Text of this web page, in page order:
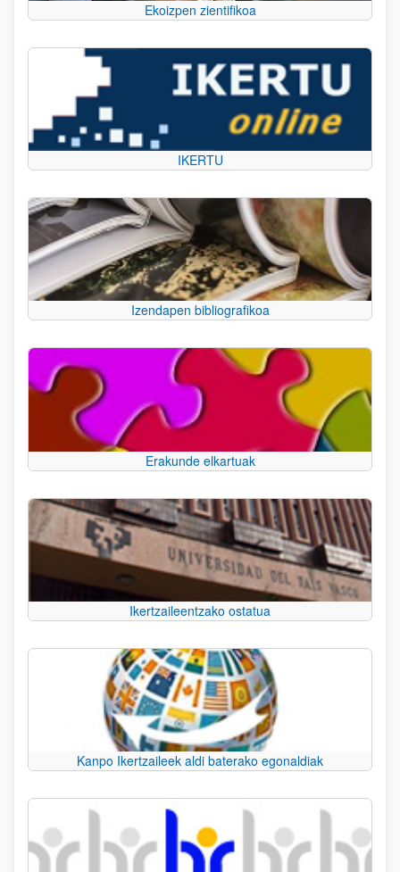
Ekoizpen zientifikoa
IKERTU
Izendapen bibliografikoa
Erakunde elkartuak
Ikertzaileentzako ostatua
Kanpo Ikertzaileek aldi baterako egonaldiak